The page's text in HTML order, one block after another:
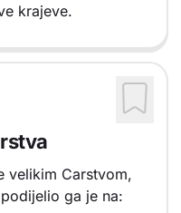
krajeve.
velikim Carstvom,
podijelio ga je na: